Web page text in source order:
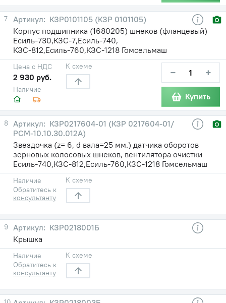
7
КЗР0101105 (КЗР 0101105)
Корпус подшипника (1680205) шнеков (фланцевый)
Есиль-730,КЗС-7,Есиль-740,
КЗС-812,Есиль-760,КЗС-1218 Гомсельмаш
Наличие
Цена с НДС
2 930 руб.
К схеме − +
Купить
8
КЗР0217604-01 (КЗР 0217604-01/
РСМ-10.10.30.012А)
Звездочка (z= 6, d вала=25 мм.) датчика оборотов
зерновых колосовых шнеков, вентилятора очистки
Есиль-740,КЗС-812,Есиль-760,КЗС-1218 Гомсельмаш
Наличие
Обратитесь к
консультанту
К схеме
9
КЗР0218001Б
Крышка
Наличие
Обратитесь к
консультанту
К схеме